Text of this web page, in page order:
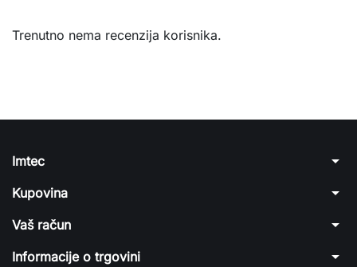
Trenutno nema recenzija korisnika.
Imtec arrow_drop_down
Kupovina arrow_drop_down
Vaš račun arrow_drop_down
Informacije o trgovini arrow_drop_down